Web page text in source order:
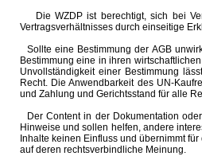
Die WZDP ist berechtigt, sich bei
Vertragsverhältnisses durch einseitige
Sollte eine Bestimmung der AGB
Bestimmung eine in ihren
Unvollständigkeit einer Bestimmung
Recht. Die Anwendbarkeit des UN-
und Zahlung und Gerichtsstand für alle
Der Content in der Dokumentation oder
Hinweise und sollen helfen, andere
Inhalte keinen Einfluss und übernimmt
auf deren rechtsverbindliche Meinung.